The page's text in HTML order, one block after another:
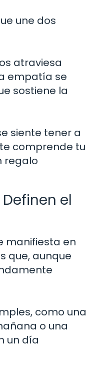
une dos
atraviesa
empatía se
sostiene la
siente tener a
comprende tu
regalo
el
manifiesta en
que, aunque
como una
o una
un día